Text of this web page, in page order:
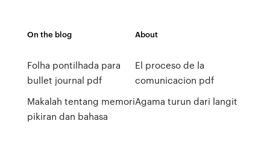
On the blog
Folha pontilhada para
bullet journal pdf
Makalah tentang memori
pikiran dan bahasa
About
El proceso de la
comunicacion pdf
Agama turun dari langit